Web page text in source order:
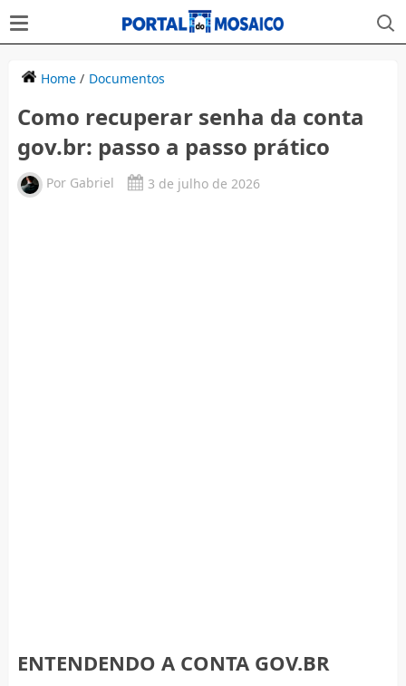
Home/ Documentos
Como recuperar senha da conta
gov.br: passo a passo prático
Por Gabriel 3 de julho de 2026
ENTENDENDO A CONTA GOV.BR